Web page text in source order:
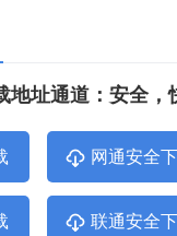
地址通道：安全，
网通安全
联通安全